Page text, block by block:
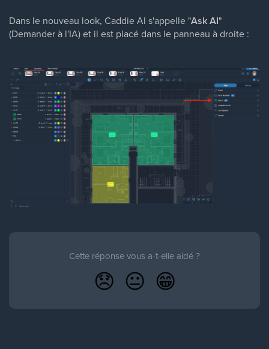
Dans le nouveau look, Caddie AI s'appelle "Ask AI"
(Demander à l'IA) et il est placé dans le panneau à droite :
Cette réponse vous a-t-elle aidé ?
😞 😐 😁